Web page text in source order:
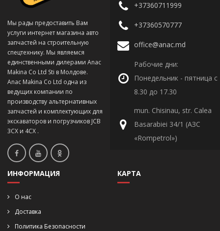
Мы рады предоставить Вам
услуги интернет магазина авто
запчастей на строительную
спецтехнику. Мы являемся
единственными дилерами Anac
Makina Co Ltd Sti в Молдове.
Anac Makina Co Ltd одна из
ведущих компании по
производству альтернативных
запчастей и комплектующих для
экскаваторов и погрузчиков JCB
3CX и 4CX .
+37360711999
+37360570777
office@anac.md
Рабочие дни:
Понедельник - пятница с
8.30 до 17.30
mun. Chisinau, str. Calea
Basarabiei 34/1 (АЗС
«Rompetrol»)
ИНФОРМАЦИЯ
О нас
Доставка
Политика Безопасности
КАРТА